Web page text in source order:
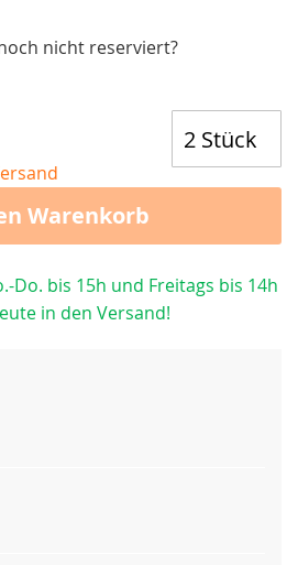
nicht reserviert?
Warenkorb
Do. bis 15h und Freitags bis 14h
in den Versand!